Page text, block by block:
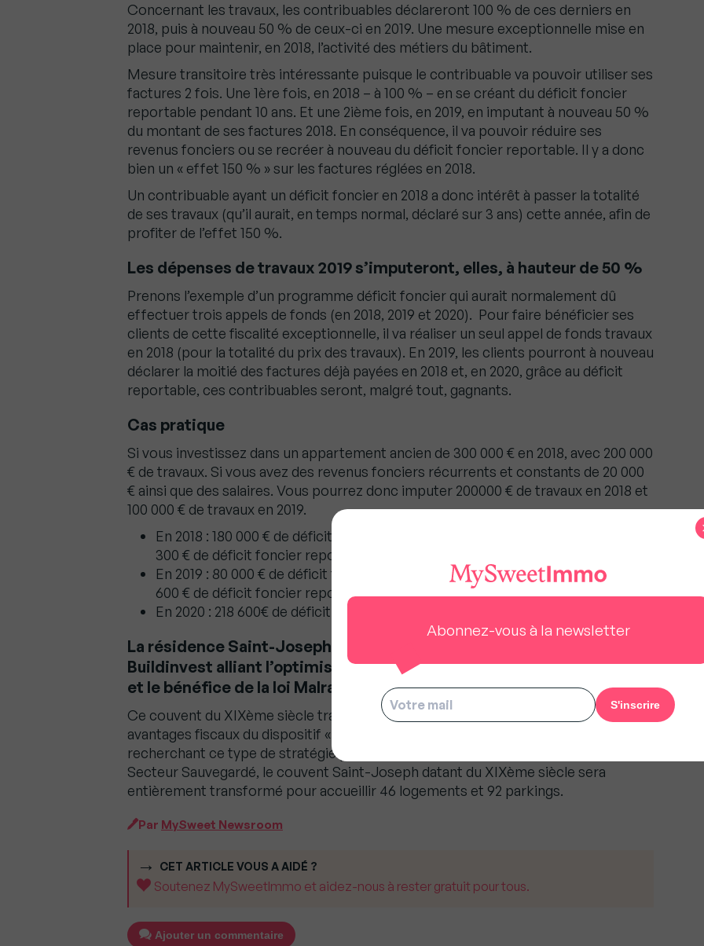
Concernant les travaux, les contribuables déclareront 100 % de ces derniers en
2018, puis à nouveau 50 % de ceux-ci en 2019. Une mesure exceptionnelle mise en
place pour maintenir, en 2018, l’activité des métiers du bâtiment.
Mesure transitoire très intéressante puisque le contribuable va pouvoir utiliser ses
factures 2 fois. Une 1ère fois, en 2018 – à 100 % – en se créant du déficit foncier
reportable pendant 10 ans. Et une 2ième fois, en 2019, en imputant à nouveau 50 %
du montant de ses factures 2018. En conséquence, il va pouvoir réduire ses
revenus fonciers ou se recréer à nouveau du déficit foncier reportable. Il y a donc
bien un « effet 150 % » sur les factures réglées en 2018.
Un contribuable ayant un déficit foncier en 2018 a donc intérêt à passer la totalité
de ses travaux (qu’il aurait, en temps normal, déclaré sur 3 ans) cette année, afin de
profiter de l’effet 150 %.
Les dépenses de travaux 2019 s’imputeront, elles, à hauteur de 50 %
Prenons l’exemple d’un programme déficit foncier qui aurait normalement dû
effectuer trois appels de fonds (en 2018, 2019 et 2020). Pour faire bénéficier ses
clients de cette fiscalité exceptionnelle, il va réaliser un seul appel de fonds travaux
en 2018 (pour la totalité du prix des travaux). En 2019, les clients pourront à nouveau
déclarer la moitié des factures déjà payées en 2018 et, en 2020, grâce au déficit
reportable, ces contribuables seront, malgré tout, gagnants.
Cas pratique
Si vous investissez dans un appartement ancien de 300 000 € en 2018, avec 200 000
€ de travaux. Si vous avez des revenus fonciers récurrents et constants de 20 000
€ ainsi que des salaires. Vous pourrez donc imputer 200000 € de travaux en 2018 et
100 000 € de travaux en 2019.
En 2018 : 180 000 € de déficit foncier net ;
300 € de déficit foncier reportable sur les 10 années suivantes
En 2019 : 80 000 € de déficit foncier net ;
600 € de déficit foncier reportable
En 2020 : 218 600€ de déficit foncier reportable
La résidence Saint-Joseph de Senlis (Oise), un programme
Buildinvest alliant l’optimisation de cette règle fiscale exceptionnelle
et le bénéfice de la loi Malraux
Ce couvent du XIXème siècle transformé en logements et bénéficiant des
avantages fiscaux du dispositif « Malraux » est parfaitement adapté aux épargnants
recherchant ce type de stratégie patrimoniale. Situé dans le centre ancien, classé
Secteur Sauvegardé, le couvent Saint-Joseph datant du XIXème siècle sera
entièrement transformé pour accueillir 46 logements et 92 parkings.
Par MySweet Newsroom
CET ARTICLE VOUS A AIDÉ ?
Soutenez MySweetImmo et aidez-nous à rester gratuit pour tous.
Ajouter un commentaire
Abonnez-vous à la newsletter